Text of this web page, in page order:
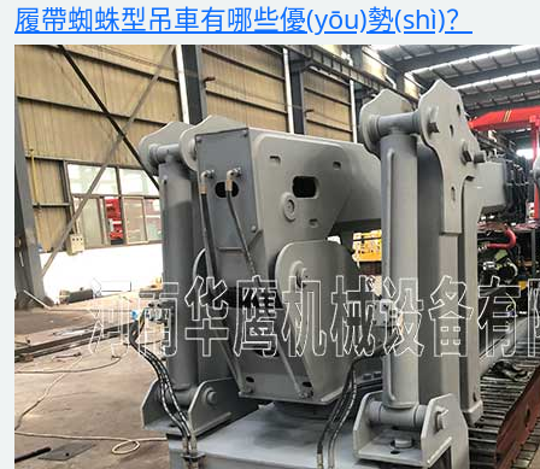
履帶蜘蛛型吊車有哪些優(yōu)勢(shì)？